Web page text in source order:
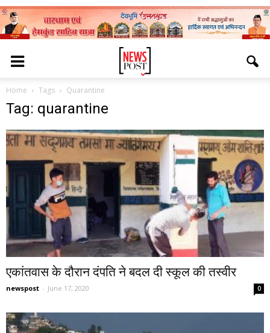
Home Tags Quarantine
Tag: quarantine
एकांतवास के दौरान दंपति ने बदल दी स्कूल की तस्वीर
newspost - June 17, 2020 0